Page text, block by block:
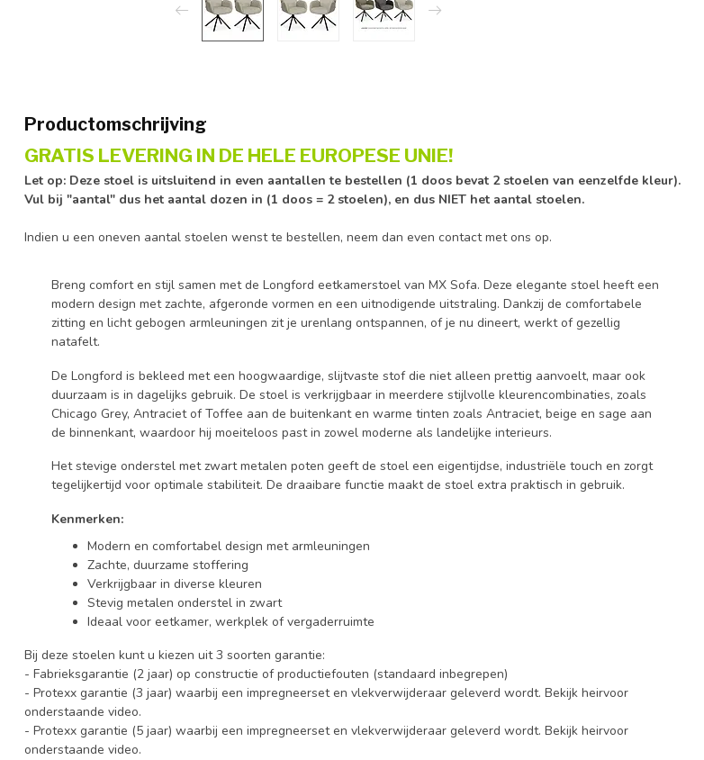
Productomschrijving
GRATIS LEVERING IN DE HELE EUROPESE UNIE!
Let op: Deze stoel is uitsluitend in even aantallen te bestellen (1 doos bevat 2 stoelen van eenzelfde kleur).
Vul bij "aantal" dus het aantal dozen in (1 doos = 2 stoelen), en dus NIET het aantal stoelen.
Indien u een oneven aantal stoelen wenst te bestellen, neem dan even contact met ons op.
Breng comfort en stijl samen met de Longford eetkamerstoel van MX Sofa. Deze elegante stoel heeft een
modern design met zachte, afgeronde vormen en een uitnodigende uitstraling. Dankzij de comfortabele
zitting en licht gebogen armleuningen zit je urenlang ontspannen, of je nu dineert, werkt of gezellig
natafelt.
De Longford is bekleed met een hoogwaardige, slijtvaste stof die niet alleen prettig aanvoelt, maar ook
duurzaam is in dagelijks gebruik. De stoel is verkrijgbaar in meerdere stijlvolle kleurencombinaties, zoals
Chicago Grey, Antraciet of Toffee aan de buitenkant en warme tinten zoals Antraciet, beige en sage aan
de binnenkant, waardoor hij moeiteloos past in zowel moderne als landelijke interieurs.
Het stevige onderstel met zwart metalen poten geeft de stoel een eigentijdse, industriële touch en zorgt
tegelijkertijd voor optimale stabiliteit. De draaibare functie maakt de stoel extra praktisch in gebruik.
Kenmerken:
Modern en comfortabel design met armleuningen
Zachte, duurzame stoffering
Verkrijgbaar in diverse kleuren
Stevig metalen onderstel in zwart
Ideaal voor eetkamer, werkplek of vergaderruimte
Bij deze stoelen kunt u kiezen uit 3 soorten garantie:
- Fabrieksgarantie (2 jaar) op constructie of productiefouten (standaard inbegrepen)
- Protexx garantie (3 jaar) waarbij een impregneerset en vlekverwijderaar geleverd wordt. Bekijk heirvoor
onderstaande video.
- Protexx garantie (5 jaar) waarbij een impregneerset en vlekverwijderaar geleverd wordt. Bekijk heirvoor
onderstaande video.